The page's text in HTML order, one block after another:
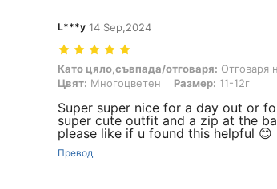
L***y 14 Sep,2024
Като цяло,съвпада/отговаря: Отговаря на
Като цяло,съвпада/отговаря: Отговаря
Цвят: Многоцветен Размер: 11-12г
Super super nice for a day out or
super cute outfit and a zip at the
please like if u found this helpful 😊
Превод